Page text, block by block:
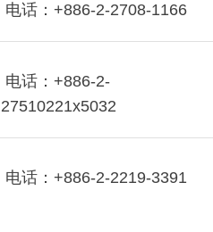
电话：+886-2-2708-1166
电话：+886-2-
27510221x5032
电话：+886-2-2219-3391